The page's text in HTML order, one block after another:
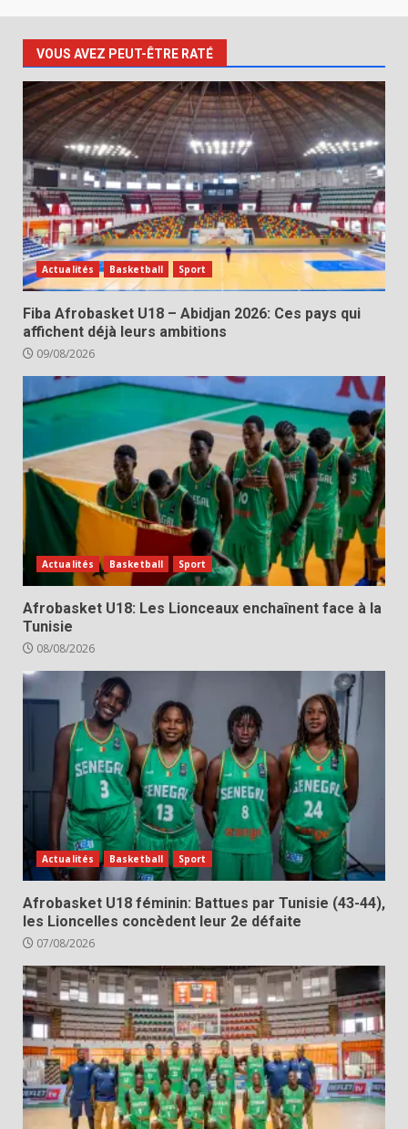
VOUS AVEZ PEUT-ÊTRE RATÉ
Actualités Basketball Sport
Fiba Afrobasket U18 – Abidjan 2026: Ces pays qui
affichent déjà leurs ambitions
09/08/2026
Actualités Basketball Sport
Afrobasket U18: Les Lionceaux enchaînent face à la
Tunisie
08/08/2026
Actualités Basketball Sport
Afrobasket U18 féminin: Battues par Tunisie (43-44),
les Lioncelles concèdent leur 2e défaite
07/08/2026